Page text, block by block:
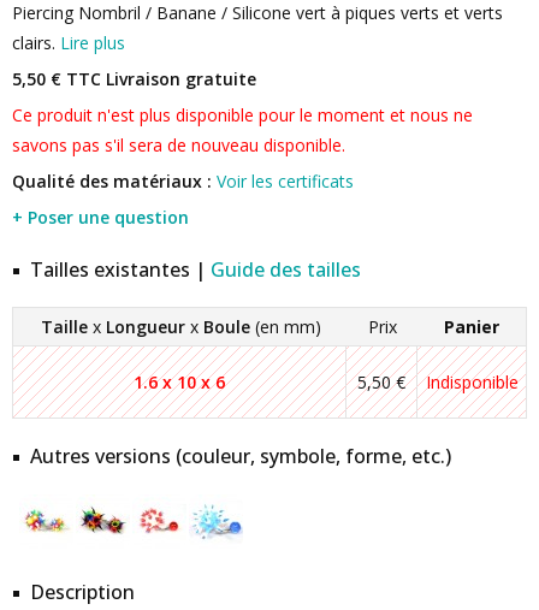
Piercing Nombril / Banane / Silicone vert à piques verts et verts
clairs. Lire plus
5,50 € TTC Livraison gratuite
Ce produit n'est plus disponible pour le moment et nous ne
savons pas s'il sera de nouveau disponible.
Qualité des matériaux : Voir les certificats
+ Poser une question
Tailles existantes | Guide des tailles
Taillex Longueurx Boule(en mm) Prix Panier
1.6 x 10 x 6 5,50 € Indisponible
Autres versions (couleur, symbole, forme, etc.)
Description